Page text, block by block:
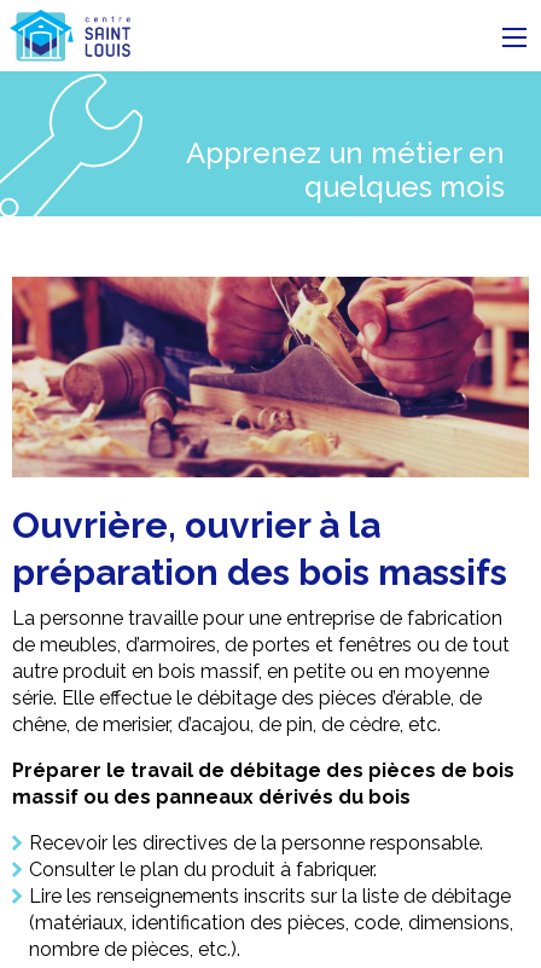
Apprenez un métier en
quelques mois
Ouvrière, ouvrier à la
préparation des bois massifs
La personne travaille pour une entreprise de fabrication
de meubles, d’armoires, de portes et fenêtres ou de tout
autre produit en bois massif, en petite ou en moyenne
série. Elle effectue le débitage des pièces d’érable, de
chêne, de merisier, d’acajou, de pin, de cèdre, etc.
Préparer le travail de débitage des pièces de bois
massif ou des panneaux dérivés du bois
Recevoir les directives de la personne responsable.
Consulter le plan du produit à fabriquer.
Lire les renseignements inscrits sur la liste de débitage
(matériaux, identification des pièces, code, dimensions,
nombre de pièces, etc.).